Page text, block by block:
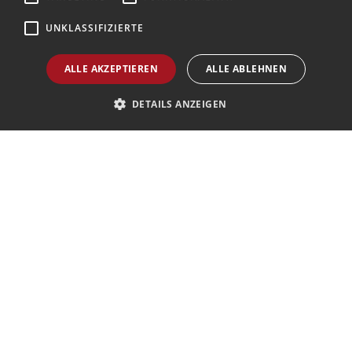
Wir sind AIAV-Mitglieder:
Associazione Italiana Agenti di Viaggio
UNKLASSIFIZIERTE
ALLE AKZEPTIEREN ALLE ABLEHNEN
DETAILS ANZEIGEN